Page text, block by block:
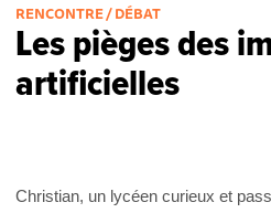
RENCONTRE / DÉBAT
Les pièges des
artificielles
Christian, un lycéen curieux et